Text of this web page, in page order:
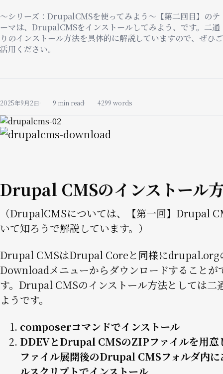
〜シリーズ：DrupalCMSを使ってみよう〜【第二回目】のテ
ーマは、DrupalCMSをインストールしてみよう、です。二通
りのインストール方法を具体的に解説していますので、ぜひご
活用ください。
2025年9月2日 9 min read 4299 words
Image
Image
Drupal CMSのインストール
（DrupalCMSについては、
【第一回】Drupal
いて知ろうで解説しています。）
Drupal CMSはDrupal Coreと同様にdrupal.org
Downloadメニューからダウンロードすることが
す。Drupal CMSのインストール方法としては二
ようです。
composerコマンドでインストール
DDEVとDrupal CMSのZIPファイルを用意
ファイル展開後のDrupal CMSフォルダ内に